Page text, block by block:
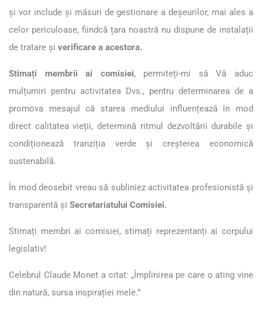
și vor include și măsuri de gestionare a deșeurilor, mai ales a
celor periculoase, fiindcă țara noastră nu dispune de instalații
de tratare și verificare a acestora.
Stimați membrii ai comisiei, permiteți-mi să Vă aduc
mulțumiri pentru activitatea Dvs., pentru determinarea de a
promova mesajul că starea mediului influențează în mod
direct calitatea vieții, determină ritmul dezvoltării durabile și
condiționează tranziția verde și creșterea economică
sustenabilă.
În mod deosebit vreau să subliniez activitatea profesionistă și
transparentă și Secretariatului Comisiei.
Stimați membri ai comisiei, stimați reprezentanți ai corpului
legislativ!
Celebrul Claude Monet a citat: „Împlinirea pe care o ating vine
din natură, sursa inspirației mele.”